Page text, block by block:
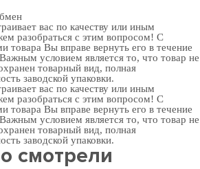
вас по качеству или иным
разобраться с этим вопросом! С
товара Вы вправе вернуть его в течение
условием является то, что товар не
товарный вид, полная
заводской упаковки.
вас по качеству или иным
разобраться с этим вопросом! С
товара Вы вправе вернуть его в течение
условием является то, что товар не
товарный вид, полная
заводской упаковки.
смотрели